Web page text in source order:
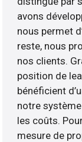
avons
nous permet
reste, nous
nos clients.
position de
bénéficient
notre
les coûts.
mesure de